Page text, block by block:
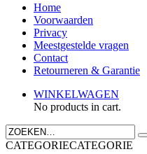
Home
Voorwaarden
Privacy
Meestgestelde vragen
Contact
Retourneren & Garantie
WINKELWAGEN
No products in cart.
CATEGORIECATEGORIE